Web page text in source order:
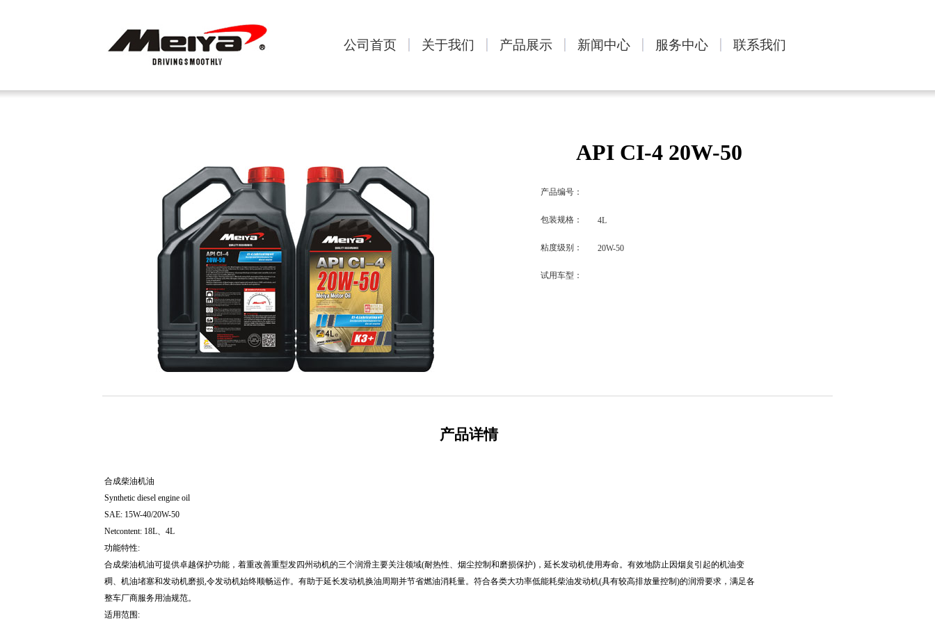
公司首页 关于我们 产品展示 新闻中心 服务中心 联系我们
API CI-4 20W-50
产品编号：
包装规格： 4L
粘度级别： 20W-50
试用车型：
产品详情
合成柴油机油
Synthetic diesel engine oil
SAE: 15W-40/20W-50
Netcontent: 18L、4L
功能特性:
合成柴油机油可提供卓越保护功能，着重改善重型发四州动机的三个润滑主要关注领域(耐热性、烟尘控制和磨损保护)，延长发动机使用寿命。有效地防止因烟炱引起的机油变
稠、机油堵塞和发动机磨损,令发动机始终顺畅运作。有助于延长发动机换油周期并节省燃油消耗量。符合各类大功率低能耗柴油发动机(具有较高排放量控制)的润滑要求，满足各
整车厂商服务用油规范。
适用范围: